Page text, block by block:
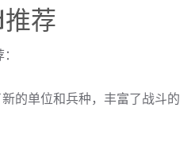
荐
的单位和兵种，丰富了战斗的